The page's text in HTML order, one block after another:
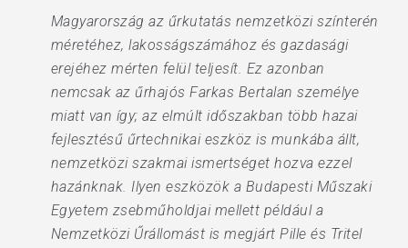
Magyarország az űrkutatás nemzetközi színterén
méretéhez, lakosságszámához és gazdasági
erejéhez mérten felül teljesít. Ez azonban
nemcsak az űrhajós Farkas Bertalan személye
miatt van így; az elmúlt időszakban több hazai
fejlesztésű űrtechnikai eszköz is munkába állt,
nemzetközi szakmai ismertséget hozva ezzel
hazánknak. Ilyen eszközök a Budapesti Műszaki
Egyetem zsebműholdjai mellett például a
Nemzetközi Űrállomást is megjárt Pille és Tritel